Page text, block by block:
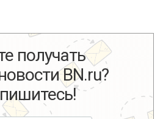
получать
BN.ru?